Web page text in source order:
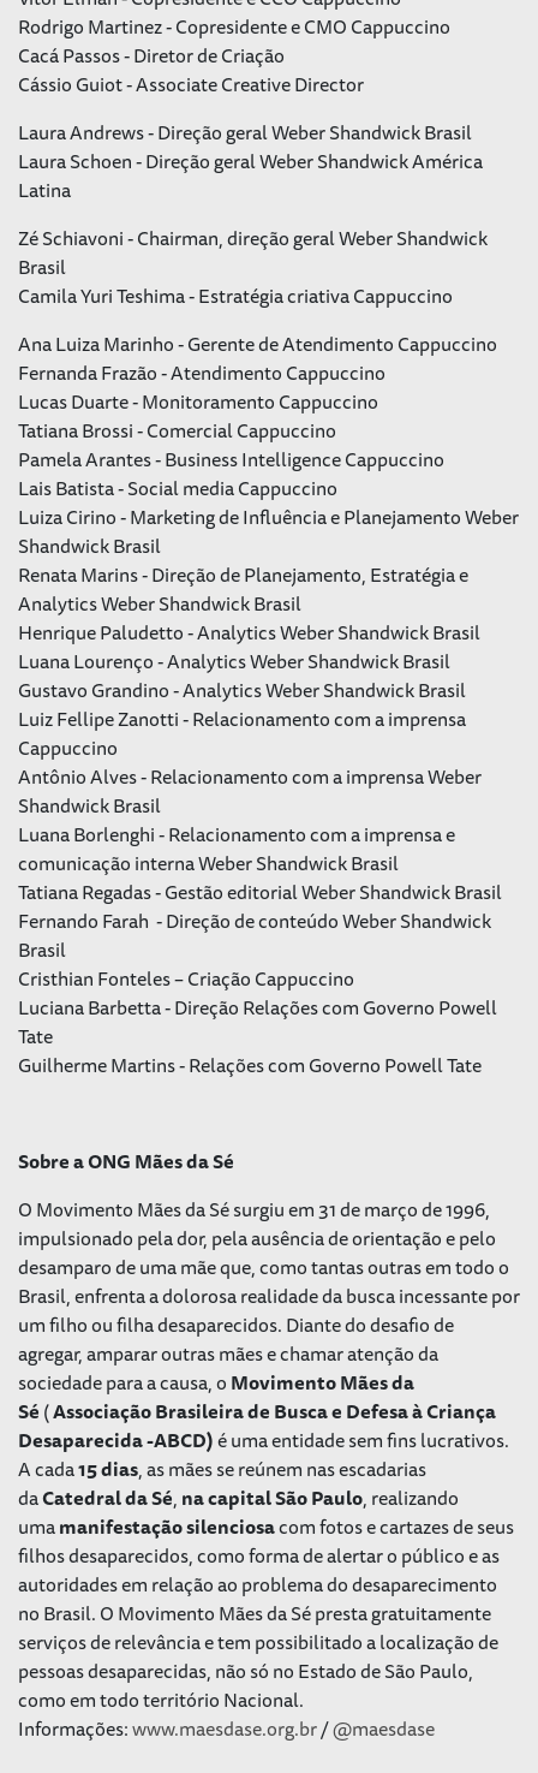
Rodrigo Martinez - Copresidente e CMO Cappuccino
Cacá Passos - Diretor de Criação
Cássio Guiot - Associate Creative Director
Laura Andrews - Direção geral Weber Shandwick Brasil
Laura Schoen - Direção geral Weber Shandwick América
Latina
Zé Schiavoni - Chairman, direção geral Weber Shandwick
Brasil
Camila Yuri Teshima - Estratégia criativa Cappuccino
Ana Luiza Marinho - Gerente de Atendimento Cappuccino
Fernanda Frazão - Atendimento Cappuccino
Lucas Duarte - Monitoramento Cappuccino
Tatiana Brossi - Comercial Cappuccino
Pamela Arantes - Business Intelligence Cappuccino
Lais Batista - Social media Cappuccino
Luiza Cirino - Marketing de Influência e Planejamento Weber
Shandwick Brasil
Renata Marins - Direção de Planejamento, Estratégia e
Analytics Weber Shandwick Brasil
Henrique Paludetto - Analytics Weber Shandwick Brasil
Luana Lourenço - Analytics Weber Shandwick Brasil
Gustavo Grandino - Analytics Weber Shandwick Brasil
Luiz Fellipe Zanotti - Relacionamento com a imprensa
Cappuccino
Antônio Alves - Relacionamento com a imprensa Weber
Shandwick Brasil
Luana Borlenghi - Relacionamento com a imprensa e
comunicação interna Weber Shandwick Brasil
Tatiana Regadas - Gestão editorial Weber Shandwick Brasil
Fernando Farah - Direção de conteúdo Weber Shandwick
Brasil
Cristhian Fonteles – Criação Cappuccino
Luciana Barbetta - Direção Relações com Governo Powell
Tate
Guilherme Martins - Relações com Governo Powell Tate
Sobre a ONG Mães da Sé
O Movimento Mães da Sé surgiu em 31 de março de 1996,
impulsionado pela dor, pela ausência de orientação e pelo
desamparo de uma mãe que, como tantas outras em todo o
Brasil, enfrenta a dolorosa realidade da busca incessante por
um filho ou filha desaparecidos. Diante do desafio de
agregar, amparar outras mães e chamar atenção da
sociedade para a causa, oMovimento Mães da
Sé(Associação Brasileira de Busca e Defesa à Criança
Desaparecida -ABCD)é uma entidade sem fins lucrativos.
A cada15 dias, as mães se reúnem nas escadarias
daCatedral da Sé,na capital São Paulo, realizando
umamanifestação silenciosacom fotos e cartazes de seus
filhos desaparecidos, como forma de alertar o público e as
autoridades em relação ao problema do desaparecimento
no Brasil. O Movimento Mães da Sé presta gratuitamente
serviços de relevância e tem possibilitado a localização de
pessoas desaparecidas, não só no Estado de São Paulo,
como em todo território Nacional.
Informações:www.maesdase.org.br/@maesdase